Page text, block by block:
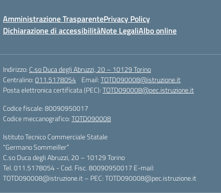
Amministrazione TrasparentePrivacy Policy
Dichiarazione di accessibilitàNote LegaliAlbo online
Indirizzo: C.so Duca degli Abruzzi, 20 – 10129 Torino
Centralino:011.5178054 Email:TOTD090008@istruzione.it
Posta elettronica certificata (PEC):TOTD090008@pec.istruzione.it
Codice fiscale: 80090950017
Codice meccanografico:TOTD090008
Istituto Tecnico Commerciale Statale
“Germano Sommeiller”
C.so Duca degli Abruzzi, 20 – 10129 Torino
Tel. 011.5178054 - Cod. Fisc. 80090950017 E-mail:
TOTD090008@istruzione.it – PEC: TOTD090008@pec.istruzione.it